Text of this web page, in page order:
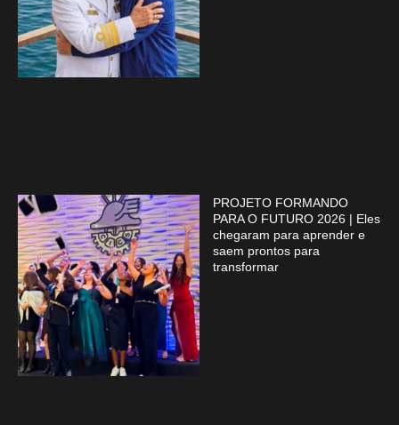
PROJETO FORMANDO
PARA O FUTURO 2026 | Eles
chegaram para aprender e
saem prontos para
transformar